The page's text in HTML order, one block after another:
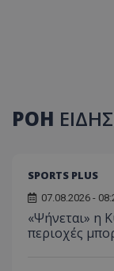
ΡΟΗ
SPORTS PLUS
07.08.2026 -
«Ψήνεται» η
περιοχές